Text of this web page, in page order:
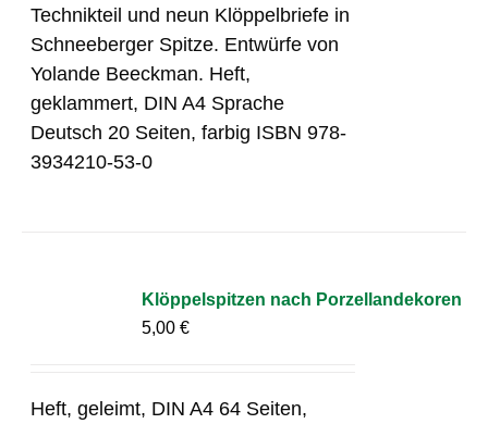
Technikteil und neun Klöppelbriefe in
Schneeberger Spitze. Entwürfe von
Yolande Beeckman. Heft,
geklammert, DIN A4 Sprache
Deutsch 20 Seiten, farbig ISBN 978-
3934210-53-0
Klöppelspitzen nach Porzellandekoren
5,00€
Heft, geleimt, DIN A4 64 Seiten,